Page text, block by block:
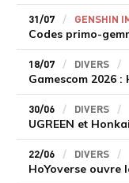
31/07 GENSHIN
18/07 DIVERS
30/06 DIVERS
22/06 DIVERS